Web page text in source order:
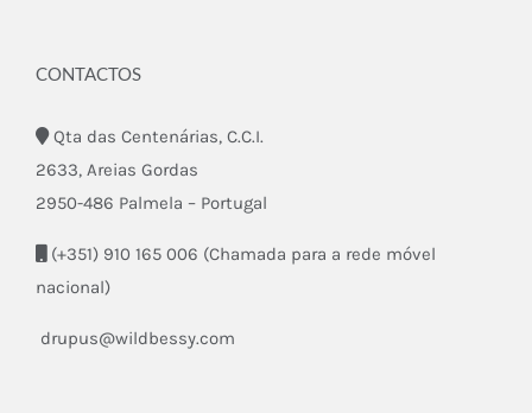
CONTACTOS
Qta das Centenárias, C.C.I.
2633, Areias Gordas
2950-486 Palmela – Portugal
(+351) 910 165 006 (Chamada para a rede móvel
nacional)
drupus@wildbessy.com